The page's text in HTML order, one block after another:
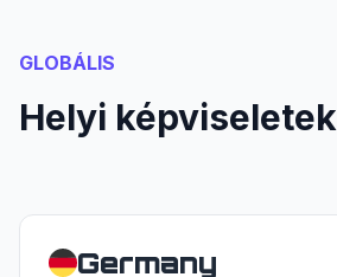
GLOBÁLIS
Helyi képviseletek
Germany